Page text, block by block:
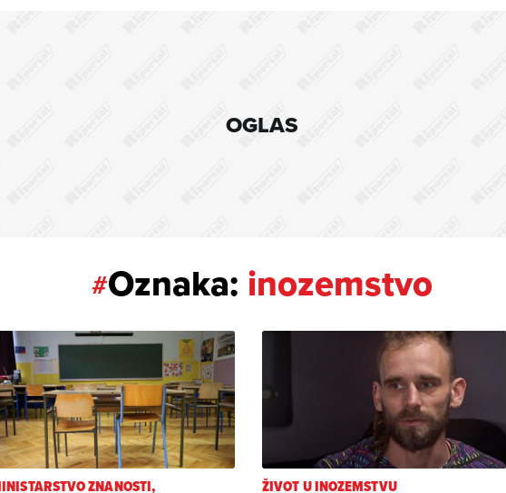
OGLAS
#Oznaka: inozemstvo
ZNANOSTI, ŽIVOT U INOZEMSTVU